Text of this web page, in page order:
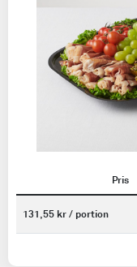
Pris
131,55 kr / portion